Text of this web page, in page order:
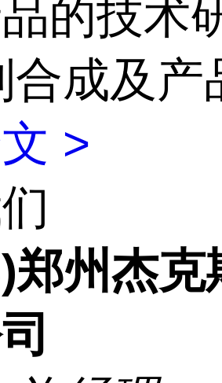
的技术
合成及
>
郑州杰克